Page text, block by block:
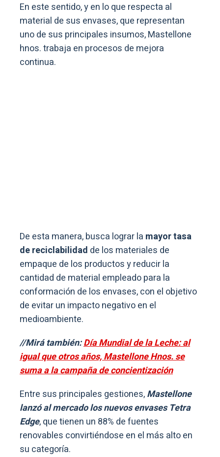
En este sentido, y en lo que respecta al
material de sus envases, que representan
uno de sus principales insumos, Mastellone
hnos. trabaja en procesos de mejora
continua.
De esta manera, busca lograr la mayor tasa
de reciclabilidad de los materiales de
empaque de los productos y reducir la
cantidad de material empleado para la
conformación de los envases, con el objetivo
de evitar un impacto negativo en el
medioambiente.
//Mirá también:Día Mundial de la Leche: al
igual que otros años, Mastellone Hnos. se
suma a la campaña de concientización
Entre sus principales gestiones,Mastellone
lanzó al mercado los nuevos envases Tetra
Edge, que tienen un 88% de fuentes
renovables convirtiéndose en el más alto en
su categoría.